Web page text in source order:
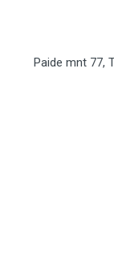
Paide mnt 77,